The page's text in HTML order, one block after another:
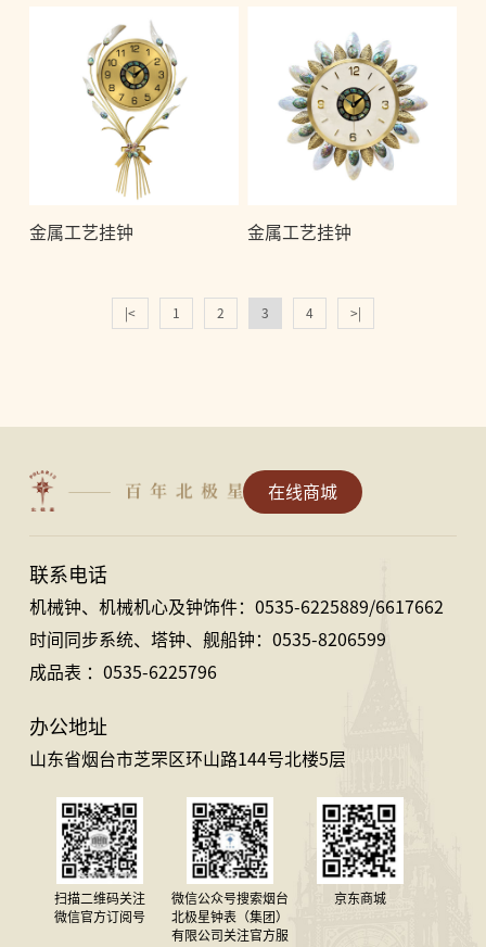
金属工艺挂钟 金属工艺挂钟
|< 1 2 3 4 >|
在线商城
联系电话
机械钟、机械机心及钟饰件：0535-6225889/6617662
时间同步系统、塔钟、舰船钟：0535-8206599
成品表 ：0535-6225796
办公地址
山东省烟台市芝罘区环山路144号北楼5层
扫描二维码关注
微信官方订阅号
微信公众号搜索烟台
北极星钟表（集团）
有限公司关注官方服
京东商城